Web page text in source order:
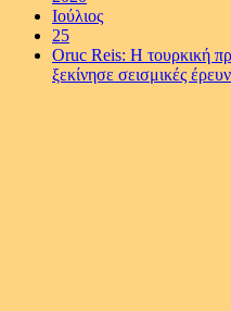
Ιούλιος
25
Oruc Reis: Η τουρκική
ξεκίνησε σεισμικές